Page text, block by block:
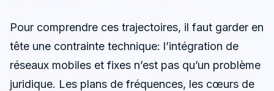
Pour comprendre ces trajectoires, il faut garder en
tête une contrainte technique: l’intégration de
réseaux mobiles et fixes n’est pas qu’un problème
juridique. Les plans de fréquences, les cœurs de